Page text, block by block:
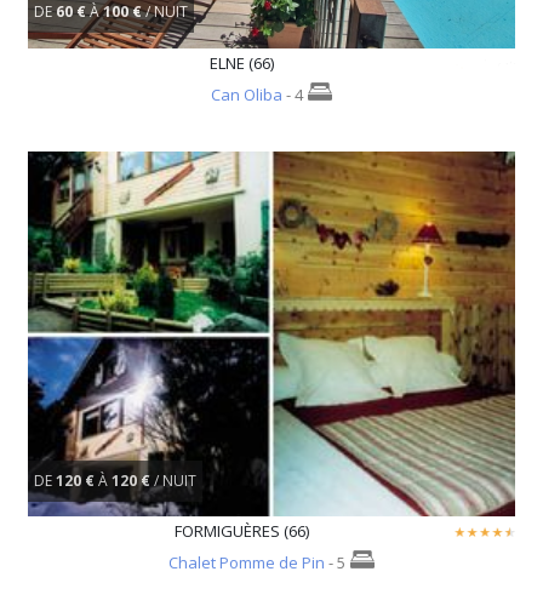
DE60 €À100 €/ NUIT
ELNE (66)
Can Oliba - 4
DE120 €À120 €/ NUIT
FORMIGUÈRES (66)
Chalet Pomme de Pin - 5